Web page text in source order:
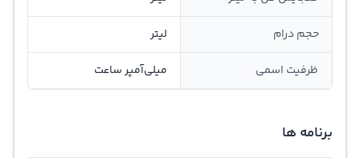
حجم درام لیتر
ظرفيت اسمی ميلي‌آمپر ساعت
برنامه ها